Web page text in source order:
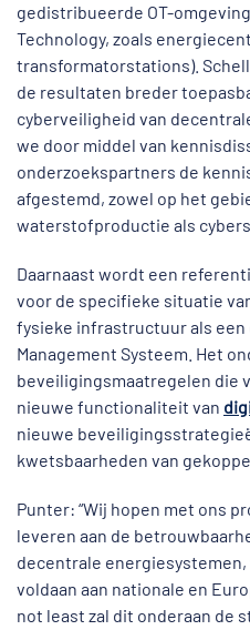
gedistribueerde OT-
Technology, zoals
transformatorstations).
de resultaten breder
cyberveiligheid van
we door middel van
onderzoekspartners de
afgestemd, zowel op het
waterstofproductie als
Daarnaast wordt een
voor de specifieke situatie
fysieke infrastructuur als een
Management Systeem. Het
beveiligingsmaatregelen die
nieuwe functionaliteit van
nieuwe
kwetsbaarheden van
Punter: “Wij hopen met ons
leveren aan de
decentrale
voldaan aan nationale en
not least zal dit onderaan de